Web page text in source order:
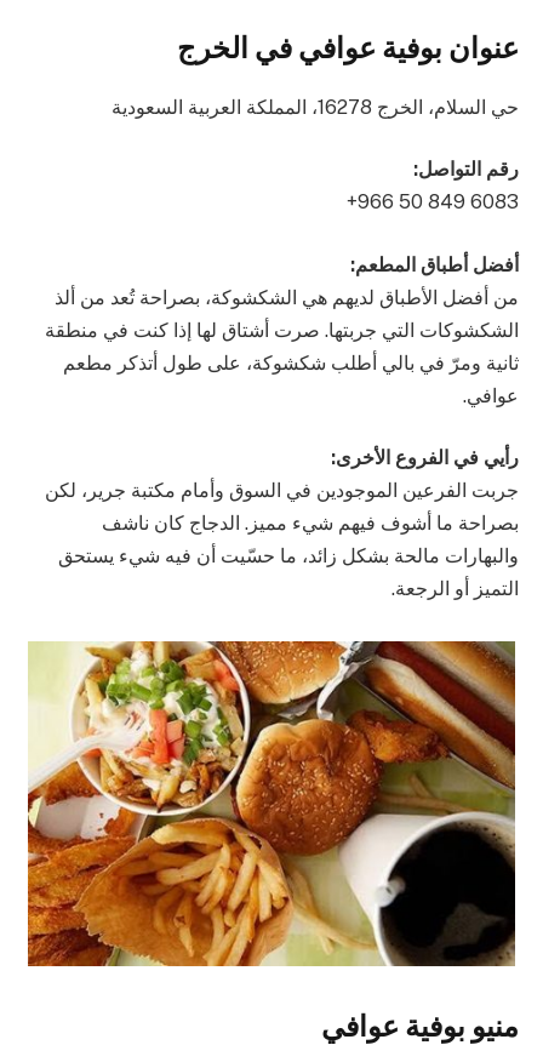
عنوان بوفية عوافي في الخرج
حي السلام، الخرج 16278، المملكة العربية السعودية
رقم التواصل:
أفضل أطباق المطعم:
من أفضل الأطباق لديهم هي الشكشوكة، بصراحة تُعد من ألذ
الشكشوكات التي جربتها. صرت أشتاق لها إذا كنت في منطقة
ثانية ومرّ في بالي أطلب شكشوكة، على طول أتذكر مطعم
عوافي.
رأيي في الفروع الأخرى:
جربت الفرعين الموجودين في السوق وأمام مكتبة جرير، لكن
بصراحة ما أشوف فيهم شيء مميز. الدجاج كان ناشف
والبهارات مالحة بشكل زائد، ما حسّيت أن فيه شيء يستحق
التميز أو الرجعة.
منيو بوفية عوافي